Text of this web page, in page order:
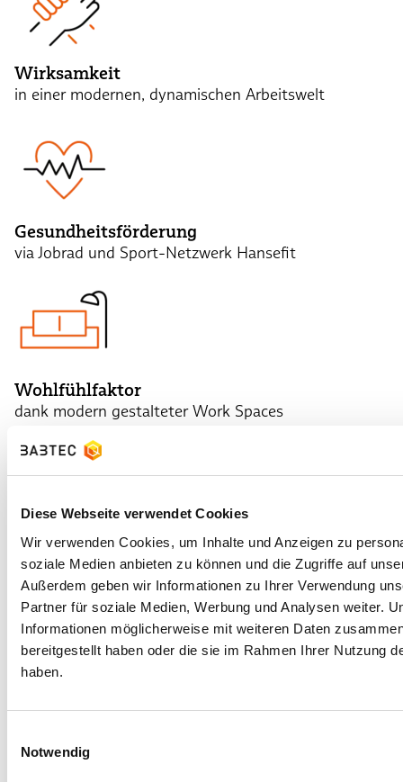
Diese Webseite verwendet Cookies
Wir verwenden Cookies, um Inhalte und Anzeigen zu
soziale Medien anbieten zu können und die Zugriffe auf
Außerdem geben wir Informationen zu Ihrer Verwendung
Partner für soziale Medien, Werbung und Analysen weiter.
Informationen möglicherweise mit weiteren Daten
bereitgestellt haben oder die sie im Rahmen Ihrer Nutzung
haben.
Notwendig
Wirksamkeit
in einer modernen, dynamischen Arbeitswelt
Gesundheitsförderung
via Jobrad und Sport-Netzwerk Hansefit
Wohlfühlfaktor
dank modern gestalteter Work Spaces
Geld- & Sachgeschenke
zu besonderen persönlichen Ereignissen